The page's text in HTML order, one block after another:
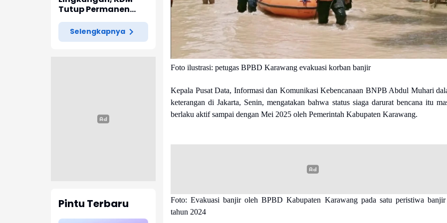
Tutup Permanen
Lima Tambang Batu
Kapur di Cipatat
Selengkapnya
Pintu Terbaru
Foto ilustrasi: petugas BPBD Karawang evakuasi korban banjir
Kepala Pusat Data, Informasi dan Komunikasi Kebencanaan BNPB Abdul Muhari
keterangan di Jakarta, Senin, mengatakan bahwa status siaga darurat bencana itu
berlaku aktif sampai dengan Mei 2025 oleh Pemerintah Kabupaten Karawang.
Foto: Evakuasi banjir oleh BPBD Kabupaten Karawang pada satu peristiwa
tahun 2024